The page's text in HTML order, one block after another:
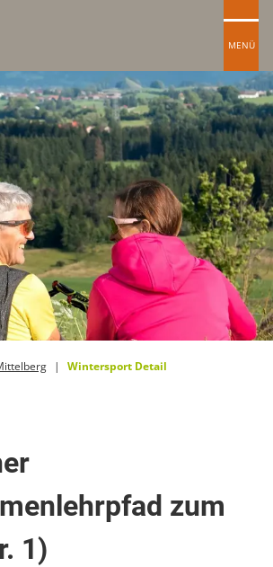
MENÜ
Wintersport Detail
zum
1)